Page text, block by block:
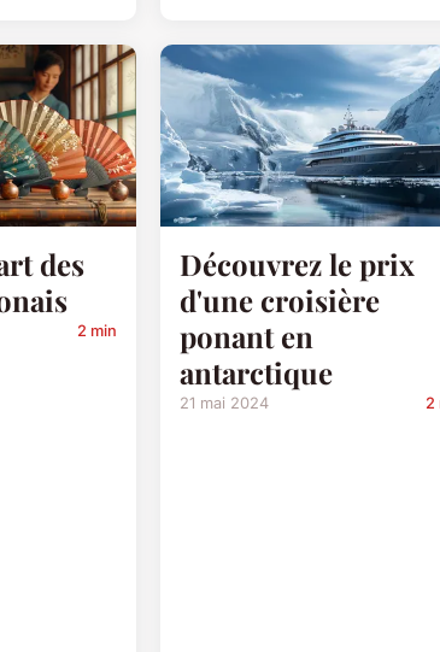
des
2 min
Découvrez le prix
d'une croisière
ponant en
antarctique
21 mai 2024 2